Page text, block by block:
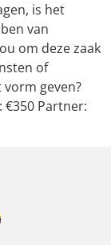
is het
van
om deze zaak
of
geven?
Partner: